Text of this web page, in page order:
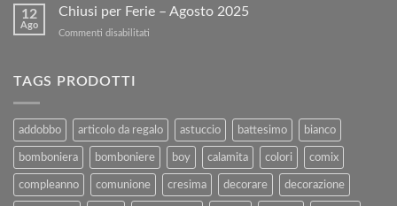
con
Rimborso
PASQUA
12
Ago
Chiusi per Ferie – Agosto 2025
Commenti disabilitati
2025
TAGS PRODOTTI
addobbo articolo da regalo astuccio battesimo bianco
bomboniera bomboniere boy calamita colori comix
compleanno comunione cresima decorare decorazione